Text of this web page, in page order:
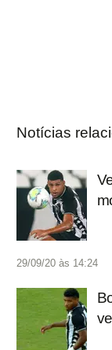
Notícias
29/09/20 às 14:24